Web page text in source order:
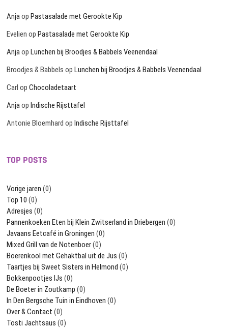
AnjaopPastasalade met Gerookte Kip
Evelien opPastasalade met Gerookte Kip
AnjaopLunchen bij Broodjes & Babbels Veenendaal
Broodjes & Babbels opLunchen bij Broodjes & Babbels Veenendaal
Carl opChocoladetaart
AnjaopIndische Rijsttafel
Antonie Bloemhard opIndische Rijsttafel
TOP POSTS
Vorige jaren (0)
Top 10 (0)
Adresjes (0)
Pannenkoeken Eten bij Klein Zwitserland in Driebergen (0)
Javaans Eetcafé in Groningen (0)
Mixed Grill van de Notenboer(0)
Boerenkool met Gehaktbal uit de Jus (0)
Taartjes bij Sweet Sisters in Helmond (0)
Bokkenpootjes IJs (0)
De Boeter in Zoutkamp (0)
In Den Bergsche Tuin in Eindhoven (0)
Over & Contact (0)
Tosti Jachtsaus (0)